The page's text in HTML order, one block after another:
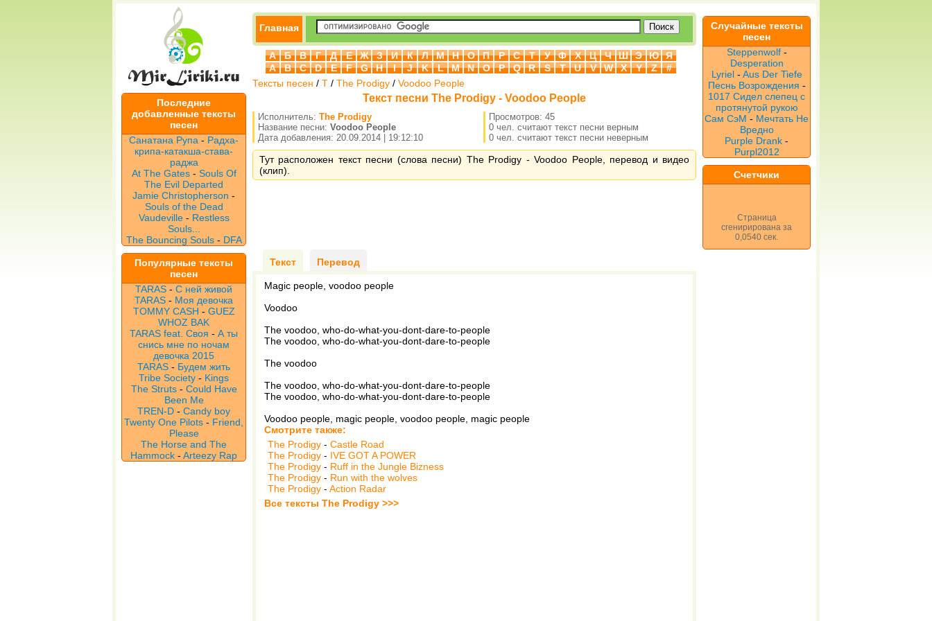
Последние
добавленные тексты
песен
Санатана Рупа - Радха-
крипа-катакша-става-
раджа
At The Gates- Souls Of
The Evil Departed
Jamie Christopherson -
Souls of the Dead
Vaudeville - Restless
Souls...
The Bouncing Souls- DFA
Популярные тексты
песен
TARAS - С ней живой
TARAS - Моя девочка
TOMMY CASH - GUEZ
WHOZ BAK
TARAS feat. Своя - А ты
снись мне по ночам
девочка 2015
TARAS - Будем жить
Tribe Society - Kings
The Struts- Could Have
Been Me
TREN-D - Candy boy
Twenty One Pilots - Friend,
Please
The Horse and The
Hammock - Arteezy Rap
Главная
А Б В Г Д Е Ж З И К Л М Н О П Р С Т У Ф Х Ц Ч Ш Э Ю
Я
A
B C D E F G H I J K L M N O P Q R S T U V W X Y Z
#
Тексты песен / T / The Prodigy / Voodoo People
Текст песни The Prodigy - Voodoo People
Исполнитель: The Prodigy
Название песни: Voodoo People
Дата добавления: 20.09.2014 | 19:12:10
Просмотров: 45
0 чел. считают текст песни верным
0 чел. считают текст песни неверным
Тут расположен текст песни (слова песни) The Prodigy - Voodoo People, перевод и видео
(клип).
Текст Перевод
Magic people, voodoo people
Voodoo
The voodoo, who-do-what-you-dont-dare-to-people
The voodoo, who-do-what-you-dont-dare-to-people
The voodoo
The voodoo, who-do-what-you-dont-dare-to-people
The voodoo, who-do-what-you-dont-dare-to-people
Voodoo people, magic people, voodoo people, magic people
Смотрите также:
The Prodigy - Castle Road
The Prodigy - IVE GOT A POWER
The Prodigy - Ruff in the Jungle Bizness
The Prodigy - Run with the wolves
The Prodigy - Action Radar
Все тексты The Prodigy >>>
Случайные тексты
песен
Steppenwolf-
Desperation
Lyriel- Aus Der Tiefe
Песнь Возрождения -
1017 Сидел слепец с
протянутой рукою
Сам СэМ - Мечтать Не
Вредно
Purple Drank -
Purpl2012
Счетчики
Страница
сгенирирована за
0,0540 сек.